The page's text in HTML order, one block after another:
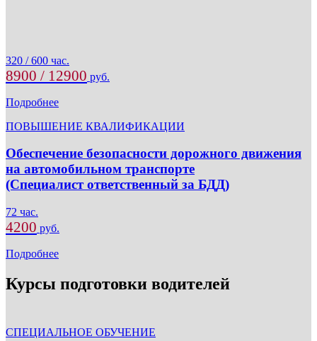
320 / 600 час.
8900 / 12900 руб.
Подробнее
ПОВЫШЕНИЕ КВАЛИФИКАЦИИ
Обеспечение безопасности дорожного движения
на автомобильном транспорте
(Специалист ответственный за БДД)
72 час.
4200 руб.
Подробнее
Курсы подготовки водителей
СПЕЦИАЛЬНОЕ ОБУЧЕНИЕ